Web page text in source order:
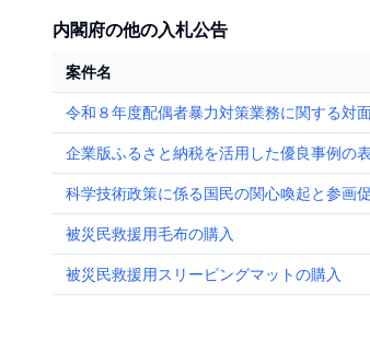
内閣府の他の入札公告
案件名
令和８年度配偶者暴力対策業務に関する対
企業版ふるさと納税を活用した優良事例の
科学技術政策に係る国民の関心喚起と参画
被災民救援用毛布の購入
被災民救援用スリーピングマットの購入